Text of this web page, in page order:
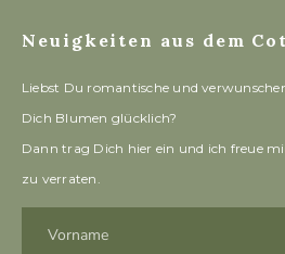
Neuigkeiten aus dem
Liebst Du romantische und
Dich Blumen glücklich?
Dann trag Dich hier ein und ich freue
zu verraten.